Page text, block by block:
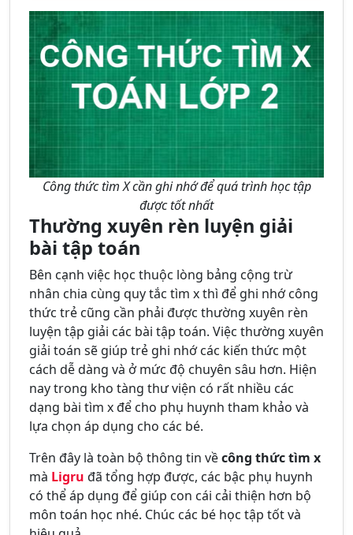
Công thức tìm X cần ghi nhớ để quá trình học tập
được tốt nhất
Thường xuyên rèn luyện giải
bài tập toán
Bên cạnh việc học thuộc lòng bảng cộng trừ
nhân chia cùng quy tắc tìm x thì để ghi nhớ công
thức trẻ cũng cần phải được thường xuyên rèn
luyện tập giải các bài tập toán. Việc thường xuyên
giải toán sẽ giúp trẻ ghi nhớ các kiến thức một
cách dễ dàng và ở mức độ chuyên sâu hơn. Hiện
nay trong kho tàng thư viện có rất nhiều các
dạng bài tìm x để cho phụ huynh tham khảo và
lựa chọn áp dụng cho các bé.
Trên đây là toàn bộ thông tin vềcông thức tìm x
mà Ligru đã tổng hợp được, các bậc phụ huynh
có thể áp dụng để giúp con cái cải thiện hơn bộ
môn toán học nhé. Chúc các bé học tập tốt và